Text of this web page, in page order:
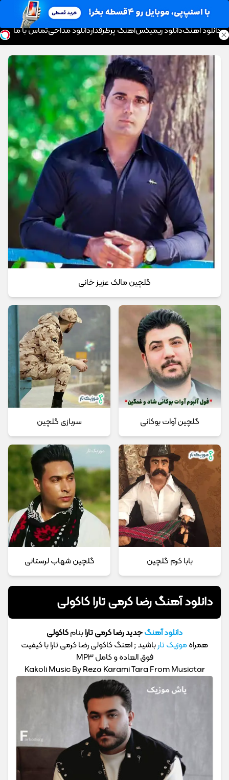
موزیک تار
دانلود آهنگدانلود ریمیکسآهنگ پرطرفداردانلود مداحیتماس با ما
گلچین مالک عزیز خانی
گلچین آوات بوکانی سربازی گلچین
بابا کرم گلچین گلچین شهاب لرستانی
دانلود آهنگ رضا کرمی تارا کاکولی
دانلود آهنگجدید رضا کرمی تارابنامکاکولی
همراهموزیک تارباشید ; اهنگ کاکولی رضا کرمی تارا با کیفیت
فوق العاده و کامل MP3
Kakoli Music By Reza Karami Tara From Musictar